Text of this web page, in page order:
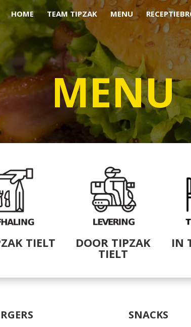
HOME TEAM TIPZAK MENU
MENU
TIELT DOOR TIPZAK
TIELT
IN
SNACKS